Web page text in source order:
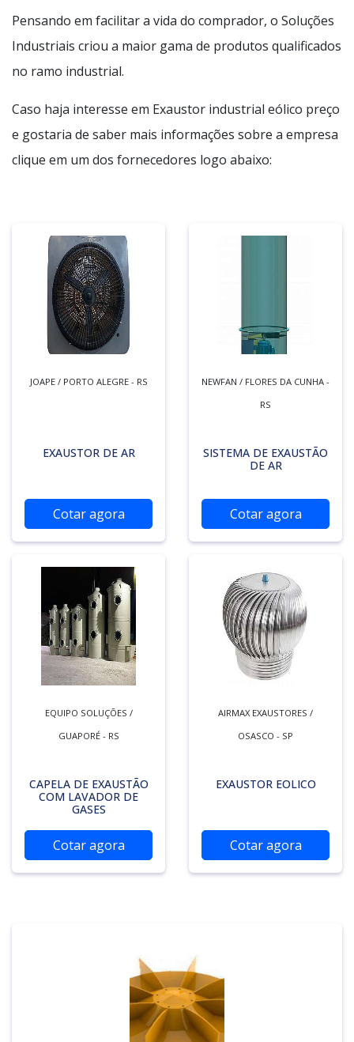
Pensando em facilitar a vida do comprador, o Soluções
Industriais criou a maior gama de produtos qualificados
no ramo industrial.
Caso haja interesse em Exaustor industrial eólico preço
e gostaria de saber mais informações sobre a empresa
clique em um dos fornecedores logo abaixo:
JOAPE / PORTO ALEGRE - RS
EXAUSTOR DE AR
Cotar agora
NEWFAN / FLORES DA CUNHA -
RS
SISTEMA DE EXAUSTÃO
DE AR
Cotar agora
EQUIPO SOLUÇÕES /
GUAPORÉ - RS
CAPELA DE EXAUSTÃO
COM LAVADOR DE
GASES
Cotar agora
AIRMAX EXAUSTORES /
OSASCO - SP
EXAUSTOR EOLICO
Cotar agora